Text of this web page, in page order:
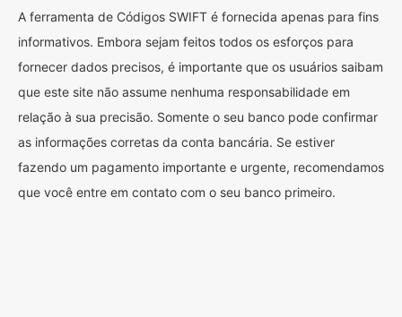
A ferramenta de Códigos SWIFT é fornecida apenas para fins
informativos. Embora sejam feitos todos os esforços para
fornecer dados precisos, é importante que os usuários saibam
que este site não assume nenhuma responsabilidade em
relação à sua precisão. Somente o seu banco pode confirmar
as informações corretas da conta bancária. Se estiver
fazendo um pagamento importante e urgente, recomendamos
que você entre em contato com o seu banco primeiro.